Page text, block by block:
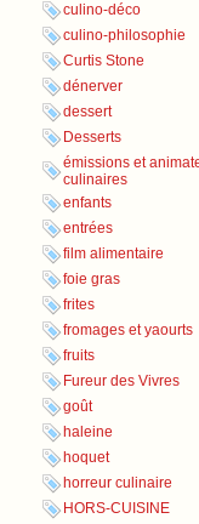
culino-déco
culino-philosophie
Curtis Stone
dénerver
dessert
Desserts
émissions et
culinaires
enfants
entrées
film alimentaire
foie gras
frites
fromages et yaourts
fruits
Fureur des Vivres
goût
haleine
hoquet
horreur culinaire
HORS-CUISINE